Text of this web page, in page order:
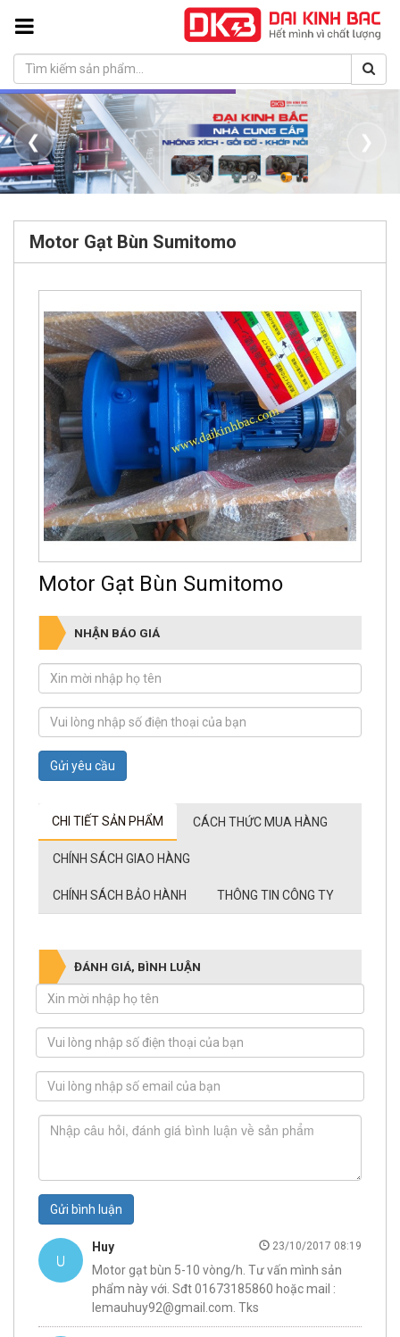
❮ ❯
Motor Gạt Bùn Sumitomo
Motor Gạt Bùn Sumitomo
NHẬN BÁO GIÁ
Gửi yêu cầu
CHI TIẾT SẢN PHẨM CÁCH THỨC MUA HÀNG
CHÍNH SÁCH GIAO HÀNG
CHÍNH SÁCH BẢO HÀNH THÔNG TIN CÔNG TY
ĐÁNH GIÁ, BÌNH LUẬN
Gửi bình luận
Huy 23/10/2017 08:19
Motor gạt bùn 5-10 vòng/h. Tư vấn mình sản
phẩm này với. Sđt 01673185860 hoặc mail :
lemauhuy92@gmail.com. Tks